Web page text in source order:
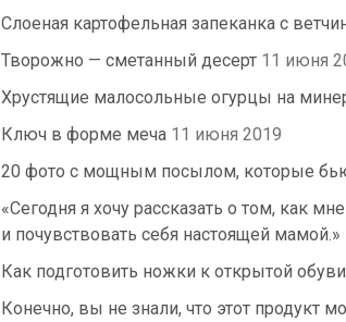
Слоеная картофельная запеканка с
Творожно — сметанный десерт 11 июня
Хрустящие малосольные огурцы на
Ключ в форме меча 11 июня 2019
20 фото с мощным посылом, которые
«Сегодня я хочу рассказать о том, как
и почувствовать себя настоящей мамой.»
Как подготовить ножки к открытой
Конечно, вы не знали, что этот продукт